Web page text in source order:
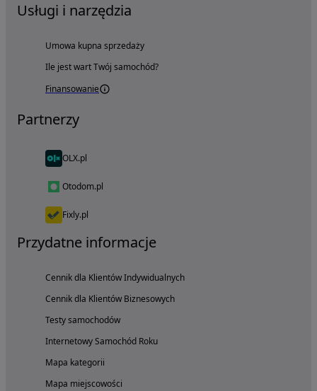
Usługi i narzędzia
Umowa kupna sprzedaży
Ile jest wart Twój samochód?
Finansowanie
Partnerzy
OLX.pl
Otodom.pl
Fixly.pl
Przydatne informacje
Cennik dla Klientów Indywidualnych
Cennik dla Klientów Biznesowych
Testy samochodów
Internetowy Samochód Roku
Mapa kategorii
Mapa miejscowości